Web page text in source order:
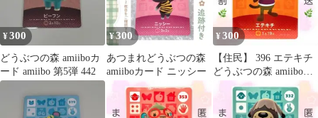
¥300
どうぶつの森 amiiboカ
ード amiibo 第5弾 442
¥300
あつまれどうぶつの森
amiiboカード ニッシー
¥300
【住民】 396 エテキチ
どうぶつの森 amiiboカ